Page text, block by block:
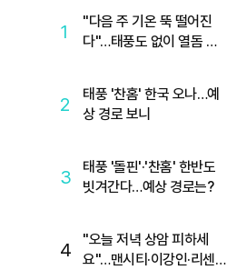
1
"다음 주 기온 뚝 떨어진
다"…태풍도 없이 열돔 박
2
태풍 '찬홈' 한국 오나…예
상 경로 보니
3
태풍 '돌핀'·'찬홈' 한반도
빗겨간다…예상 경로는?
4
"오늘 저녁 상암 피하세
요"…맨시티·이강인·리센느